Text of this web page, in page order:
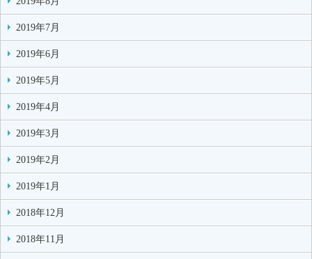
2019年7月
2019年6月
2019年5月
2019年4月
2019年3月
2019年2月
2019年1月
2018年12月
2018年11月